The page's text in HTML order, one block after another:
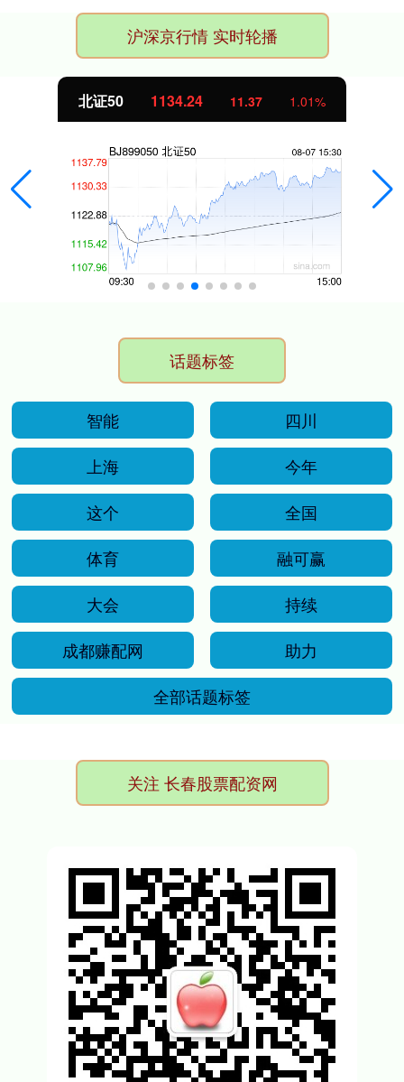
沪深京行情 实时轮播
北证50 1134.24 11.37 1.01%
话题标签
智能
四川
上海
今年
这个
全国
体育
融可赢
大会
持续
成都赚配网
助力
全部话题标签
关注 长春股票配资网